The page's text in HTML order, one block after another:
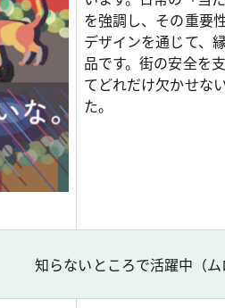
を強調し、その重要
デザインを通じて、
品です。街の安全を
てどれだけ欠かせな
た。
知らないところで活躍中（